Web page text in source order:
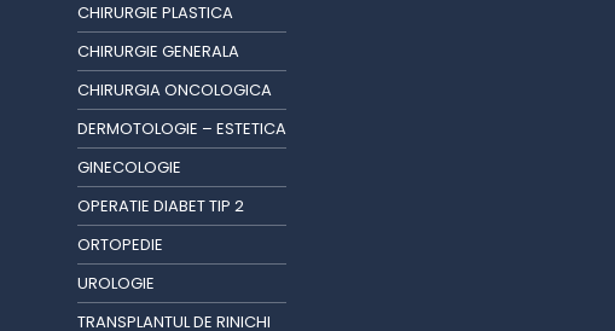
CHIRURGIE PLASTICA
CHIRURGIE GENERALA
CHIRURGIA ONCOLOGICA
DERMOTOLOGIE – ESTETICA
GINECOLOGIE
OPERATIE DIABET TIP 2
ORTOPEDIE
UROLOGIE
TRANSPLANTUL DE RINICHI